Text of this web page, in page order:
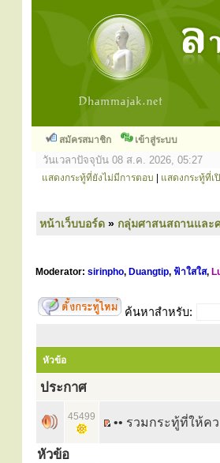
สมัครสมาชิก เข้าสู่ระบบ
วันเวลาปัจจุบัน 08 ส.ค. 2026, 05:27
แสดงกระทู้ที่ยังไม่มีการตอบ แสดงกระทู้ที่เ
หน้าเว็บบอร์ด » กลุ่มศาสนสถานและ
Moderator: sirinpho, Duangtip, ฟ้าใสใส,
ค้นหาสำหรับ:
หัวข้อ
ประกาศ
45499 •• รวมกระทู้ที่ให้ค
หัวข้อ